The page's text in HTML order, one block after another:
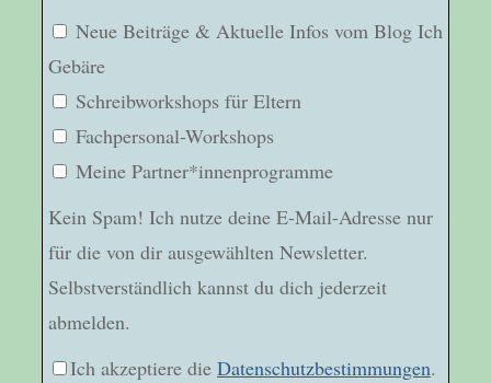
Neue Beiträge & Aktuelle Infos vom Blog Ich
Gebäre
Schreibworkshops für Eltern
Fachpersonal-Workshops
Meine Partner*innenprogramme
Kein Spam! Ich nutze deine E-Mail-Adresse nur
für die von dir ausgewählten Newsletter.
Selbstverständlich kannst du dich jederzeit
abmelden.
Ich akzeptiere die Datenschutzbestimmungen.